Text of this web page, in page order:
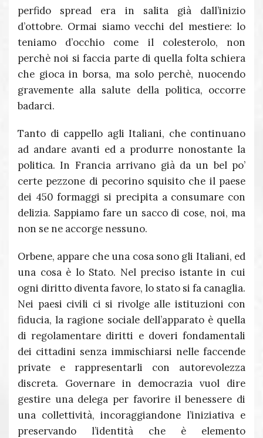
perfido spread era in salita già dall’inizio
d’ottobre. Ormai siamo vecchi del mestiere: lo
teniamo d’occhio come il colesterolo, non
perchè noi si faccia parte di quella folta schiera
che gioca in borsa, ma solo perchè, nuocendo
gravemente alla salute della politica, occorre
badarci.
Tanto di cappello agli Italiani, che continuano
ad andare avanti ed a produrre nonostante la
politica. In Francia arrivano già da un bel po’
certe pezzone di pecorino squisito che il paese
dei 450 formaggi si precipita a consumare con
delizia. Sappiamo fare un sacco di cose, noi, ma
non se ne accorge nessuno.
Orbene, appare che una cosa sono gli Italiani, ed
una cosa è lo Stato. Nel preciso istante in cui
ogni diritto diventa favore, lo stato si fa canaglia.
Nei paesi civili ci si rivolge alle istituzioni con
fiducia, la ragione sociale dell’apparato è quella
di regolamentare diritti e doveri fondamentali
dei cittadini senza immischiarsi nelle faccende
private e rappresentarli con autorevolezza
discreta. Governare in democrazia vuol dire
gestire una delega per favorire il benessere di
una collettività, incoraggiandone l’iniziativa e
preservando l’identità che è elemento